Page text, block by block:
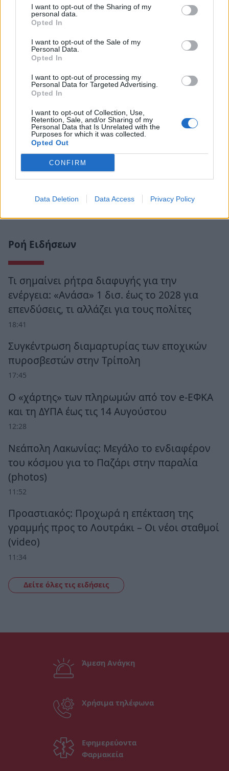
I want to opt-out of the Sharing of my
personal data.
Opted In
I want to opt-out of the Sale of my
Personal Data.
Opted In
I want to opt-out of processing my
Personal Data for Targeted Advertising.
Opted In
I want to opt-out of Collection, Use,
Retention, Sale, and/or Sharing of my
Personal Data that Is Unrelated with the
Purposes for which it was collected.
Opted Out
CONFIRM
Data Deletion Data Access Privacy Policy
Ροή Ειδήσεων
Τι σημαίνει ρήτρα διαφυγής για την
ενέργεια: «Ανάσα» 1 δισ. έως το 2028 για
επενδύσεις, τι αλλάζει για τους πολίτες
18:41
Συγκέντρωση διαμαρτυρίας των εποχικών
πυροσβεστών στην Τρίπολη
17:45
Ο «χάρτης» των πληρωμών από τον e-ΕΦΚΑ
και τη ΔΥΠΑ έως τις 14 Αυγούστου
12:28
Νεάπολη Λακωνίας: Μεγάλο το ενδιαφέρον
του κόσμου για το Παζάρι στην παραλία
(photos)
11:52
Προαστιακός: Προχωρά η επέκταση της
γραμμής προς το Λουτράκι – Οι νέοι σταθμοί
(video)
11:34
Δείτε όλες τις ειδήσεις
Άμεση Ανάγκη
Χρήσιμα τηλέφωνα
Εφημερεύοντα
Φαρμακεία